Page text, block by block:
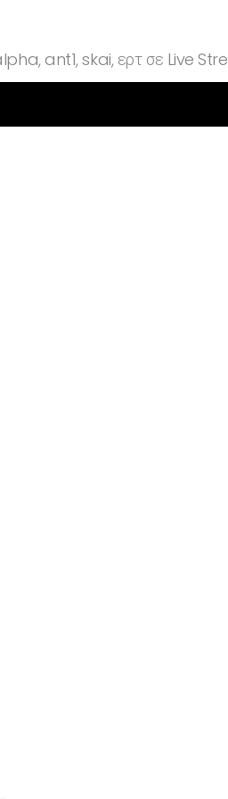
ant1, skai, ερτ σε Live